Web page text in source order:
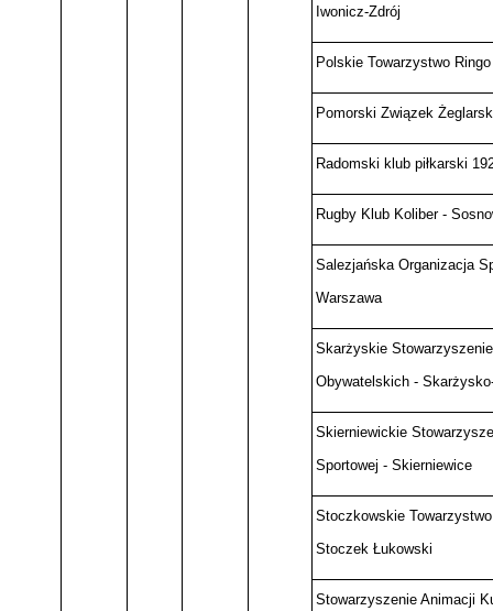
Iwonicz-Zdrój
Polskie Towarzystwo
Pomorski Związek
Radomski klub piłkarski
Rugby Klub Koliber -
Salezjańska Organizacja
Warszawa
Skarżyskie
Obywatelskich -
Skierniewickie
Sportowej - Skierniewice
Stoczkowskie
Stoczek Łukowski
Stowarzyszenie Animacji